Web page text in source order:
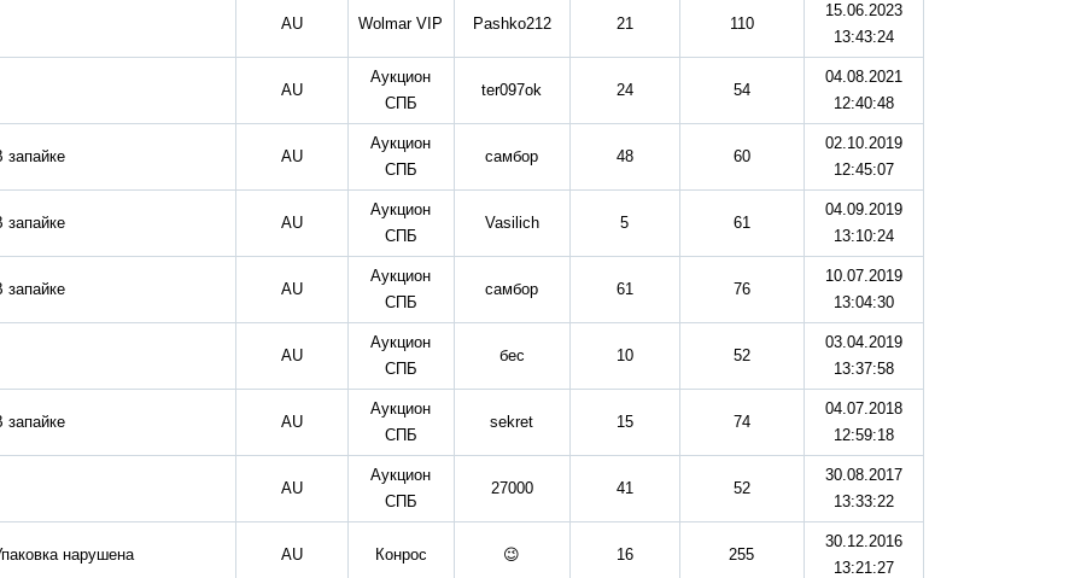
AU Wolmar VIP Pashko212 21 110
15.06.2023
13:43:24
AU
Аукцион
СПБ
ter097ok 24 54
04.08.2021
12:40:48
запайке AU
Аукцион
СПБ
самбор 48 60
02.10.2019
12:45:07
запайке AU
Аукцион
СПБ
Vasilich 5 61
04.09.2019
13:10:24
запайке AU
Аукцион
СПБ
самбор 61 76
10.07.2019
13:04:30
AU
Аукцион
СПБ
бес 10 52
03.04.2019
13:37:58
запайке AU
Аукцион
СПБ
sekret 15 74
04.07.2018
12:59:18
AU
Аукцион
СПБ
27000 41 52
30.08.2017
13:33:22
нарушена AU Конрос 😉 16 255
30.12.2016
13:21:27